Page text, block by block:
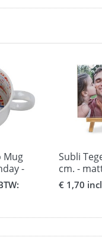
Mug
-
Subli
cm. -
€ 1,70